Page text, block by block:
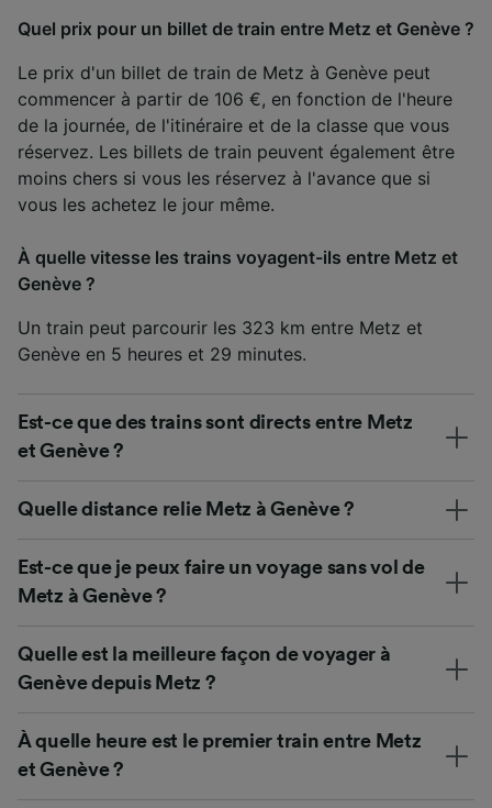
Quel prix pour un billet de train entre Metz et Genève ?
Le prix d'un billet de train de Metz à Genève peut
commencer à partir de 106 €, en fonction de l'heure
de la journée, de l'itinéraire et de la classe que vous
réservez. Les billets de train peuvent également être
moins chers si vous les réservez à l'avance que si
vous les achetez le jour même.
À quelle vitesse les trains voyagent-ils entre Metz et
Genève ?
Un train peut parcourir les 323 km entre Metz et
Genève en 5 heures et 29 minutes.
Est-ce que des trains sont directs entre Metz
et Genève ?
Quelle distance relie Metz à Genève ?
Est-ce que je peux faire un voyage sans vol de
Metz à Genève ?
Quelle est la meilleure façon de voyager à
Genève depuis Metz ?
À quelle heure est le premier train entre Metz
et Genève ?